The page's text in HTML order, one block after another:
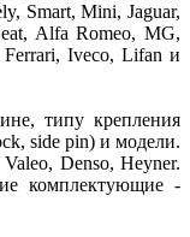
Smart, Mini, Jaguar,
Alfa Romeo, MG,
Ferrari, Iveco, Lifan и
типу крепления
side pin) и модели.
Denso, Heyner.
комплектующие -